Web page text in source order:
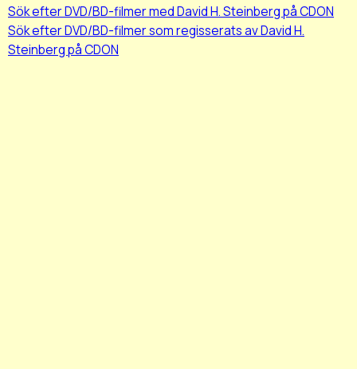
Sök efter DVD/BD-filmer med David H. Steinberg på CDON
Sök efter DVD/BD-filmer som regisserats av David H.
Steinberg på CDON